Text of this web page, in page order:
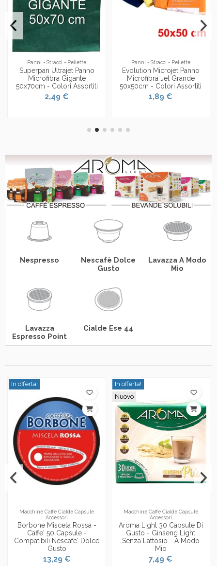
Panni - Stracci - Pellette
Superpan Ultrajet Panno
Microfibra Gigante
50x70cm - Colori Assortiti
2,49 €
Panni - Stracci - Pellette
Evolution Microjet Panno
Microfibra Jet Grande
50x50cm - Colori Assortiti
1,89 €
Nespresso
Nescafè Dolce
Gusto
Lavazza A Modo
Mio
Lavazza
Espresso Point
Cialde Ese 44
In offerta!
Macchine Caffe Cialde Capsule
Accessori
Borbone Miscela Rossa -
Caffe' 50 Capsule -
Compatibili Nescafe' Dolce
Gusto
13,29 €
In offerta!
Nuovo
Macchine Caffe Cialde Capsule
Accessori
Aroma Light 30 Capsule Di
Gusto - Ginseng Light
Senza Lattosio - A Modo
Mio
7,49 €